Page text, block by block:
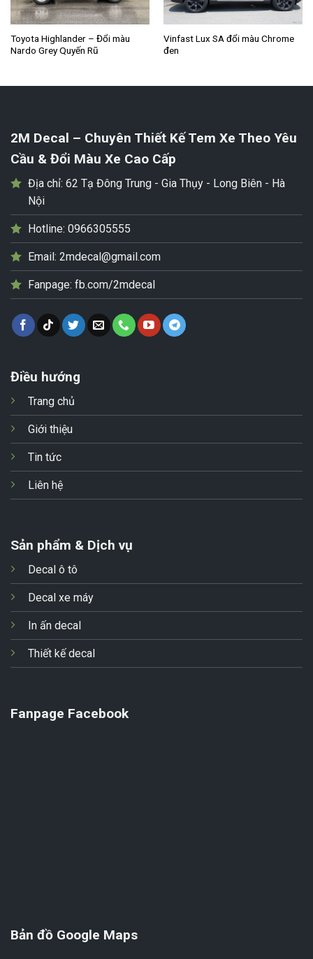
Toyota Highlander – Đổi màu
Nardo Grey Quyến Rũ
Vinfast Lux SA đổi màu Chrome
đen
2M Decal – Chuyên Thiết Kế Tem Xe Theo Yêu
Cầu & Đổi Màu Xe Cao Cấp
Địa chỉ: 62 Tạ Đông Trung - Gia Thụy - Long Biên - Hà
Nội
Hotline: 0966305555
Email: 2mdecal@gmail.com
Fanpage: fb.com/2mdecal
Điều hướng
Trang chủ
Giới thiệu
Tin tức
Liên hệ
Sản phẩm & Dịch vụ
Decal ô tô
Decal xe máy
In ấn decal
Thiết kế decal
Fanpage Facebook
Bản đồ Google Maps